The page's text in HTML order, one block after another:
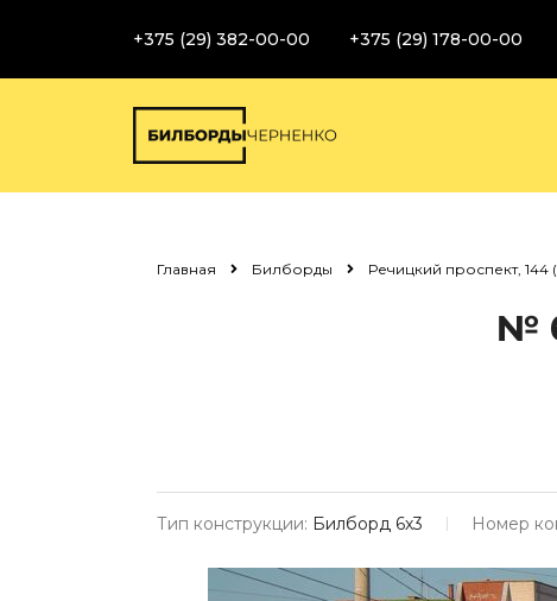
+375 (29) 382-00-00 +375 (29) 178-00-00
Главная Билборды Речицкий проспект, 144
№
Тип конструкции: Билборд 6х3 Номер